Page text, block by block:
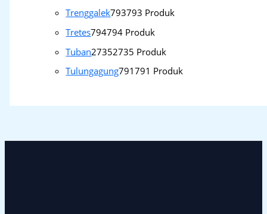
Trenggalek793793 Produk
Tretes794794 Produk
Tuban27352735 Produk
Tulungagung791791 Produk